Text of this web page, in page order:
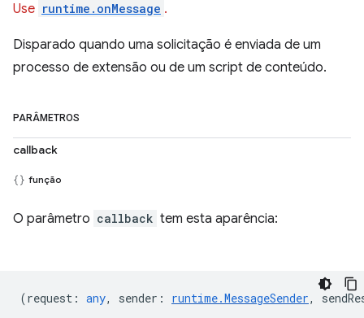
Use runtime.onMessage .
Disparado quando uma solicitação é enviada de um
processo de extensão ou de um script de conteúdo.
PARÂMETROS
callback
função
O parâmetro callback tem esta aparência:
(request : any, sender : runtime.MessageSender,